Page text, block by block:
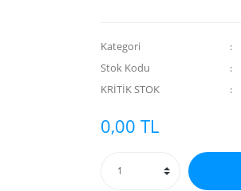
Kategori
Stok Kodu
KRİTİK STOK
0,00 TL